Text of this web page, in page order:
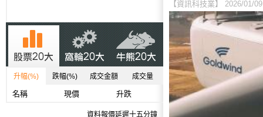
升幅(%) 跌幅(%) 成交金額 成交量
名稱 現價 升跌
資料報價延遲十五分鐘
【資訊科技業】 2026/01/